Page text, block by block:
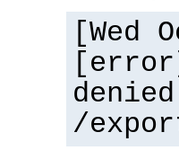
[Wed
/